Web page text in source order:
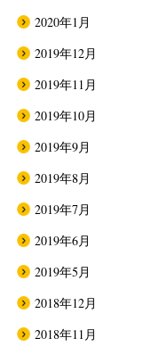
2020年1月
2019年12月
2019年11月
2019年10月
2019年9月
2019年8月
2019年7月
2019年6月
2019年5月
2018年12月
2018年11月